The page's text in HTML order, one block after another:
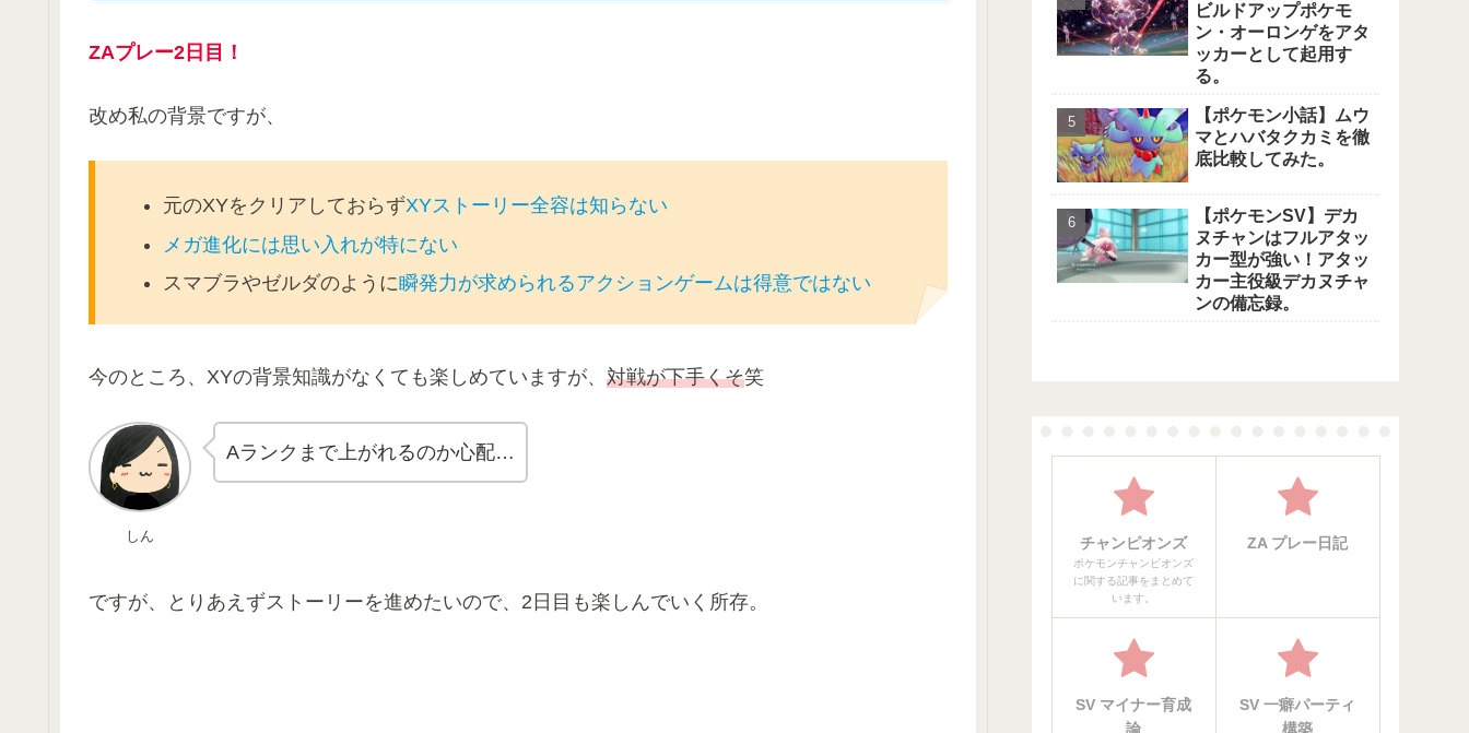
ZAプレー2日目！
改め私の背景ですが、
元のXYをクリアしておらずXYストーリー全容は知らない
メガ進化には思い入れが特にない
スマブラやゼルダのように瞬発力が求められるアクションゲームは得意ではない
今のところ、XYの背景知識がなくても楽しめていますが、 対戦が下手くそ笑
しん
Aランクまで上がれるのか心配…
ですが、とりあえずストーリーを進めたいので、2日目も楽しんでいく所存。
ビルドアップポケモ
ン・オーロンゲをアタ
ッカーとして起用す
る。
【ポケモン小話】ムウ
マとハバタクカミを徹
底比較してみた。
【ポケモンSV】デカ
ヌチャンはフルアタッ
カー型が強い！アタッ
カー主役級デカヌチャ
ンの備忘録。
チャンピオンズ
ポケモンチャンピオンズ
に関する記事をまとめて
います。
ZA プレー日記
SV マイナー育成
論
SV 一癖パーティ
構築